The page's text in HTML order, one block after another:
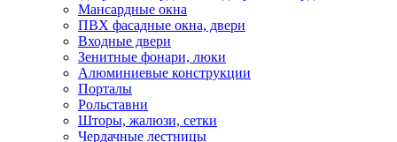
Мансардные окна
ПВХ фасадные окна, двери
Входные двери
Зенитные фонари, люки
Алюминиевые конструкции
Порталы
Рольставни
Шторы, жалюзи, сетки
Чердачные лестницы